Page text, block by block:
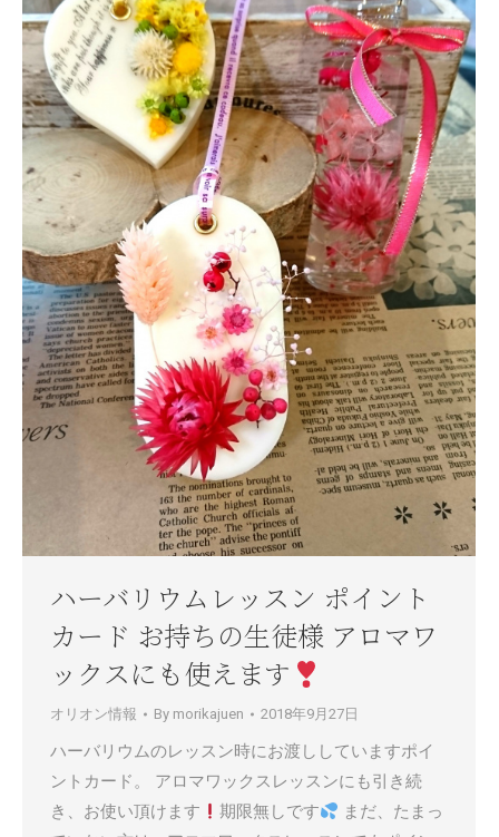
ハーバリウムレッスン ポイント
カード お持ちの生徒様 アロマワ
ックスにも使えます
オリオン情報 By morikajuen 2018年9月27日
ハーバリウムのレッスン時にお渡ししていますポイ
ントカード。 アロマワックスレッスンにも引き続
き、お使い頂けます
期限無しです
まだ、たまっ